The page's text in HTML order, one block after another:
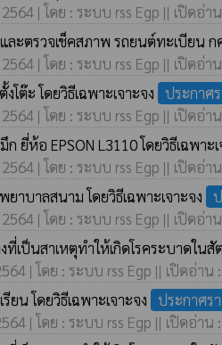
| โดย : ระบบ rss Egp || เปิดอ่า
และตรวจเช็คสภาพ รถยนต์ทะเบียน
| โดย : ระบบ rss Egp || เปิดอ่า
ต๊ะ โดยวิธีเฉพาะเจาะจง
ประกาศ
| โดย : ระบบ rss Egp || เปิดอ่า
ยี่ห้อ EPSON L3110 โดยวิธีเฉพาะ
| โดย : ระบบ rss Egp || เปิดอ่า
าบาลสนาม โดยวิธีเฉพาะเจาะจง
| โดย : ระบบ rss Egp || เปิดอ่า
เป็นสาเหตุทำให้เกิดโรคระบาดในสั
| โดย : ระบบ rss Egp || เปิดอ่าน
ยน โดยวิธีเฉพาะเจาะจง
ประกาศร
| โดย : ระบบ rss Egp || เปิดอ่าน